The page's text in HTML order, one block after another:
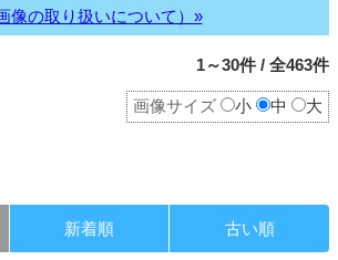
像の取り扱いについて）»
1～30件 / 全463件
画像サイズ 小 中 大
新着順 古い順